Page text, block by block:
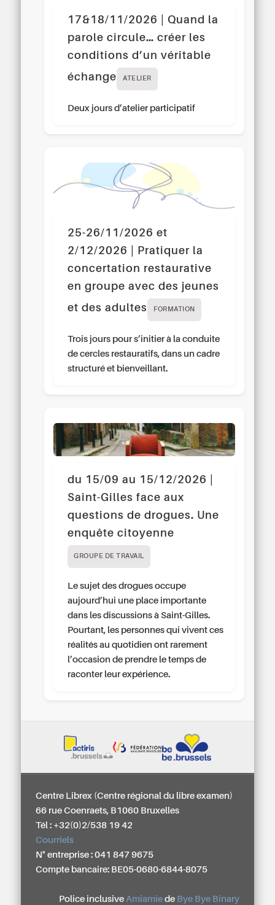
17&18/11/2026 | Quand la
parole circule… créer les
conditions d’un véritable
échange
ATELIER
Deux jours d’atelier participatif
25-26/11/2026 et
2/12/2026 | Pratiquer la
concertation restaurative
en groupe avec des jeunes
et des adultes
FORMATION
Trois jours pour s’initier à la conduite
de cercles restauratifs, dans un cadre
structuré et bienveillant.
du 15/09 au 15/12/2026 |
Saint-Gilles face aux
questions de drogues. Une
enquête citoyenne
GROUPE DE TRAVAIL
Le sujet des drogues occupe
aujourd’hui une place importante
dans les discussions à Saint-Gilles.
Pourtant, les personnes qui vivent ces
réalités au quotidien ont rarement
l’occasion de prendre le temps de
raconter leur expérience.
Centre Librex (Centre régional du libre examen)
66 rue Coenraets, B1060 Bruxelles
Tél : +32(0)2/538 19 42
Courriels
N° entreprise : 041 847 9675
Compte bancaire: BE05-0680-6844-8075
Police inclusive Amiamiede Bye Bye Binary